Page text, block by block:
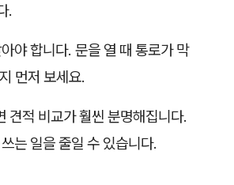
.
야 합니다. 문을 열 때 통로가 막
먼저 보세요.
견적 비교가 훨씬 분명해집니다.
는 일을 줄일 수 있습니다.